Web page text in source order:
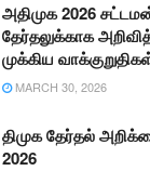
அதிமுக 2026
தேர்தலுக்காக
முக்கிய
MARCH 30, 2026
திமுக தேர்தல்
2026